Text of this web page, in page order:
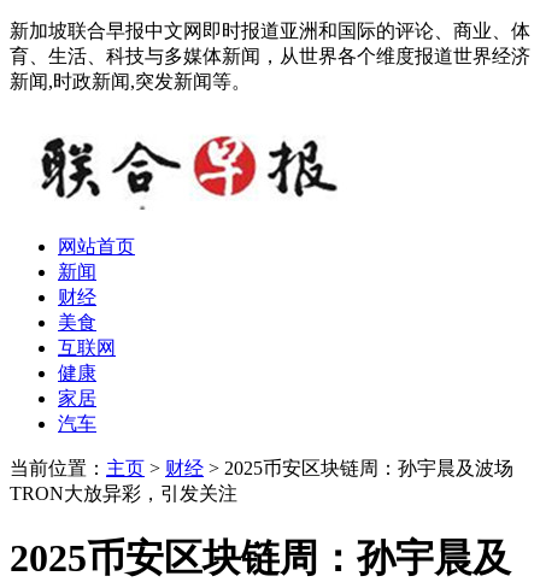
新加坡联合早报中文网即时报道亚洲和国际的评论、商业、体
育、生活、科技与多媒体新闻，从世界各个维度报道世界经济
新闻,时政新闻,突发新闻等。
网站首页
新闻
财经
美食
互联网
健康
家居
汽车
当前位置： 主页 > 财经 > ​2025币安区块链周：孙宇晨及波场
TRON大放异彩，引发关注
​2025币安区块链周：孙宇晨及